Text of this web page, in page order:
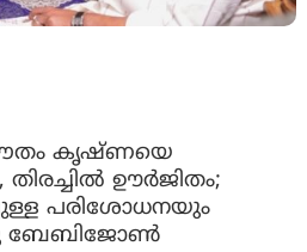
ഗൗതം കൃഷ്ണയെ
ഊർജിതം;
പരിശോധനയും
ബേബിജോണ്‍